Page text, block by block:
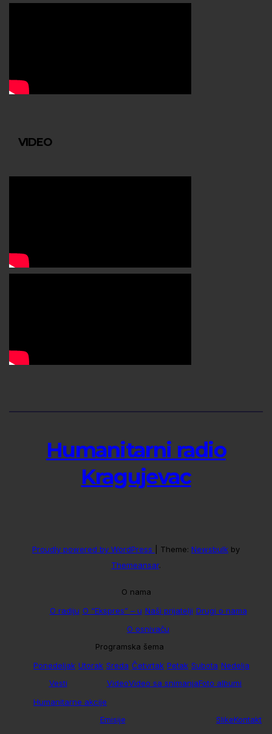
VIDEO
Humanitarni radio
Kragujevac
Proudly powered by WordPress Theme: Newsbulk by
Themeansar.
O nama
O radiju O “Ekspres” – u Naši prijatelji Drugi o nama
O osnivaču
Programska šema
Ponedeljak Utorak Sreda Četvrtak Petak Subota Nedelja
Vesti
Humanitarne akcije
VideoVideo sa snimanjaFoto albumi
Emisije
SlikeKontakt